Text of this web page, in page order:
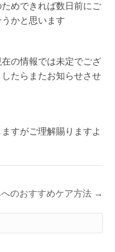
めできれば数日前にご
かと思います
の情報では未定でござ
たらまたお知らせさせ
すがご理解賜りますよ
のおすすめケア方法 →